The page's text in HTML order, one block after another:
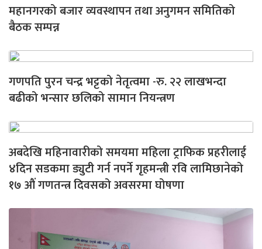
महानगरको बजार व्यवस्थापन तथा अनुगमन समितिको
बैठक सम्पन्न
गणपति पुरन चन्द्र भट्टको नेतृत्वमा -रु. २२ लाखभन्दा
बढीको भन्सार छलिको सामान नियन्त्रण
अबदेखि महिनावारीको समयमा महिला ट्राफिक प्रहरीलाई
४दिन सडकमा ड्युटी गर्न नपर्ने गृहमन्त्री रवि लामिछानेको
१७ औं गणतन्त्र दिवसको अवसरमा घोषणा